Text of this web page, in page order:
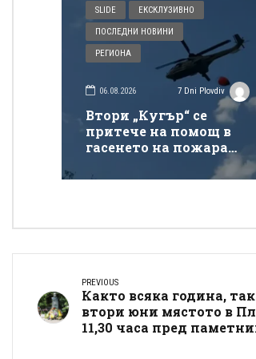
SLIDE ЕКСКЛУЗИВНО
ПОСЛЕДНИ НОВИНИ
РЕГИОНА
06.08.2026 7 Dni Plovdiv
Втори „Кугър“ се
притече на помощ в
гасенето на пожара
покрай магистрала
„Тракия“
PREVIOUS
Както всяка година,
втори юни мястото в
11,30 часа пред